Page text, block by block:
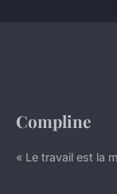
Compline
« Le travail est la